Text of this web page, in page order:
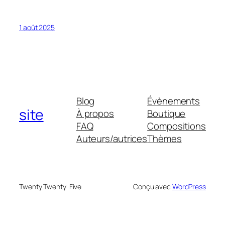
1 août 2025
site
Blog
À propos
FAQ
Auteurs/autrices
Évènements
Boutique
Compositions
Thèmes
Twenty Twenty-Five Conçu avec WordPress